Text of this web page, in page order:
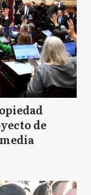
de